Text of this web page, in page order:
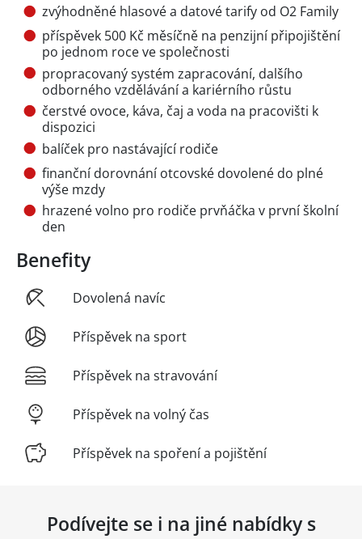
zvýhodněné hlasové a datové tarify od O2 Family
příspěvek 500 Kč měsíčně na penzijní připojištění
po jednom roce ve společnosti
propracovaný systém zapracování, dalšího
odborného vzdělávání a kariérního růstu
čerstvé ovoce, káva, čaj a voda na pracovišti k
dispozici
balíček pro nastávající rodiče
finanční dorovnání otcovské dovolené do plné
výše mzdy
hrazené volno pro rodiče prvňáčka v první školní
den
Benefity
Dovolená navíc
Příspěvek na sport
Příspěvek na stravování
Příspěvek na volný čas
Příspěvek na spoření a pojištění
Podívejte se i na jiné nabídky s